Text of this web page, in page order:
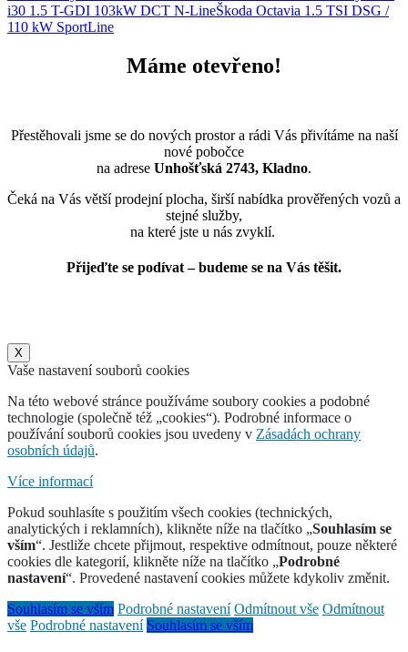
i30 1.5 T-GDI 103kW DCT N-LineŠkoda Octavia 1.5 TSI DSG /
110 kW SportLine
Máme otevřeno!
Přestěhovali jsme se do nových prostor a rádi Vás přivítáme na naší
nové pobočce
na adrese Unhošťská 2743, Kladno.
Čeká na Vás větší prodejní plocha, širší nabídka prověřených vozů a
stejné služby,
na které jste u nás zvyklí.
Přijeďte se podívat – budeme se na Vás těšit.
X
Vaše nastavení souborů cookies
Na této webové stránce používáme soubory cookies a podobné
technologie (společně též „cookies“). Podrobné informace o
používání souborů cookies jsou uvedeny v Zásadách ochrany
osobních údajů.
Více informací
Pokud souhlasíte s použitím všech cookies (technických,
analytických i reklamních), klikněte níže na tlačítko „Souhlasím se
vším“. Jestliže chcete přijmout, respektive odmítnout, pouze některé
cookies dle kategorií, klikněte níže na tlačítko „Podrobné
nastavení“. Provedené nastavení cookies můžete kdykoliv změnit.
Souhlasím se vším Podrobné nastavení Odmítnout vše Odmítnout
vše Podrobné nastavení Souhlasím se vším